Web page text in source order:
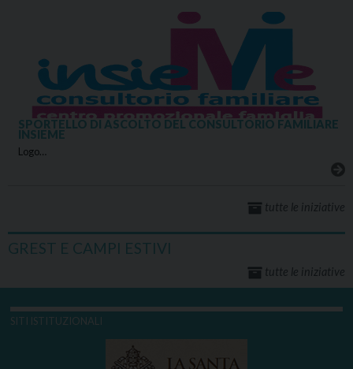
SPORTELLO DI ASCOLTO DEL CONSULTORIO FAMILIARE
INSIEME
Logo…
tutte le iniziative
GREST E CAMPI ESTIVI
tutte le iniziative
SITI ISTITUZIONALI